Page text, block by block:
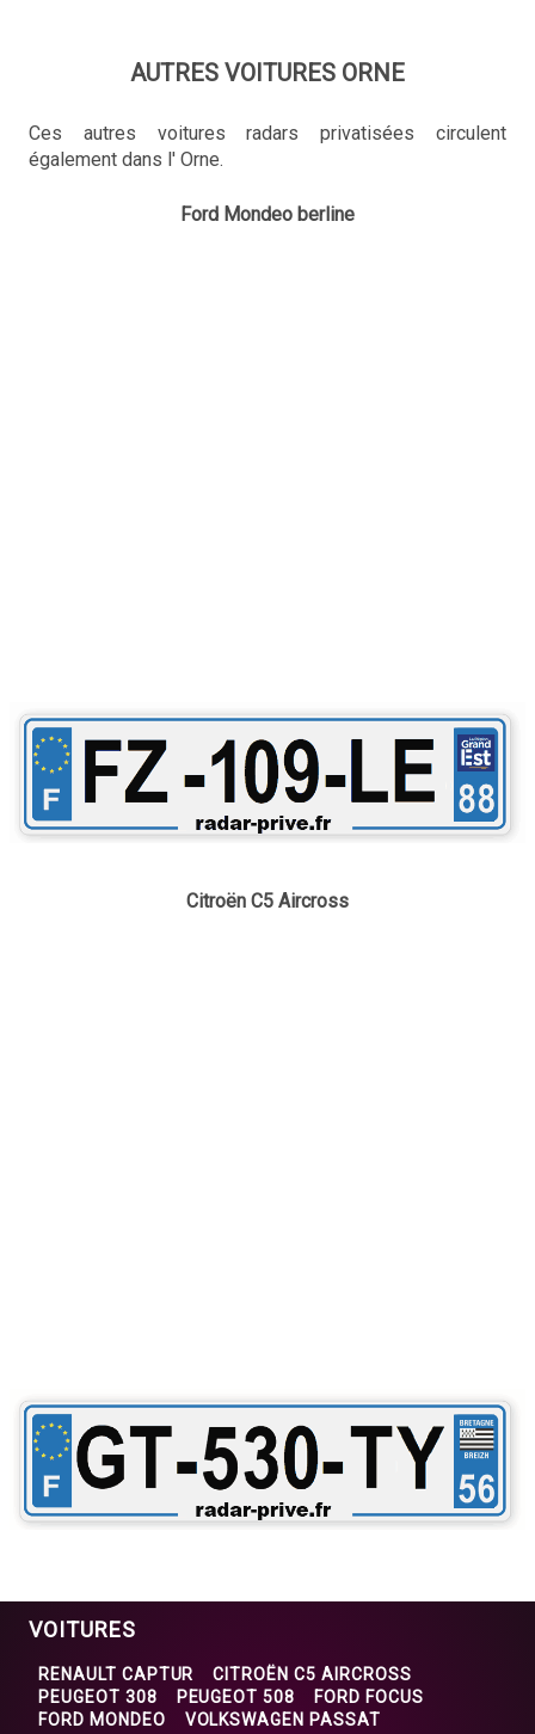
AUTRES VOITURES ORNE
Ces autres voitures radars privatisées circulent
également dans l' Orne.
Ford Mondeo berline
Citroën C5 Aircross
VOITURES
RENAULT CAPTUR
CITROËN C5 AIRCROSS
PEUGEOT 308
PEUGEOT 508
FORD FOCUS
FORD MONDEO
VOLKSWAGEN PASSAT